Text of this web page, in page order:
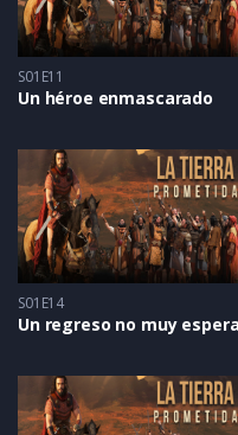
S01E11
Un héroe enmascarado
S01E14